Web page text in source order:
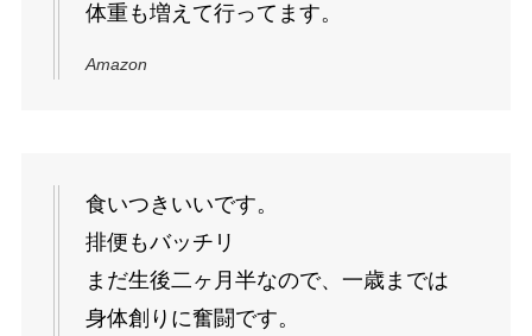
体重も増えて行ってます。
Amazon
食いつきいいです。
排便もバッチリ
まだ生後二ヶ月半なので、一歳までは
身体創りに奮闘です。